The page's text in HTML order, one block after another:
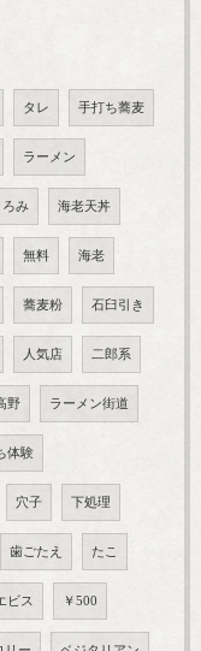
タレ 手打ち蕎麦
ラーメン
ろみ 海老天丼
無料 海老
蕎麦粉 石臼引き
人気店 二郎系
野 ラーメン街道
体験
穴子 下処理
歯ごたえ たこ
ビス ￥500